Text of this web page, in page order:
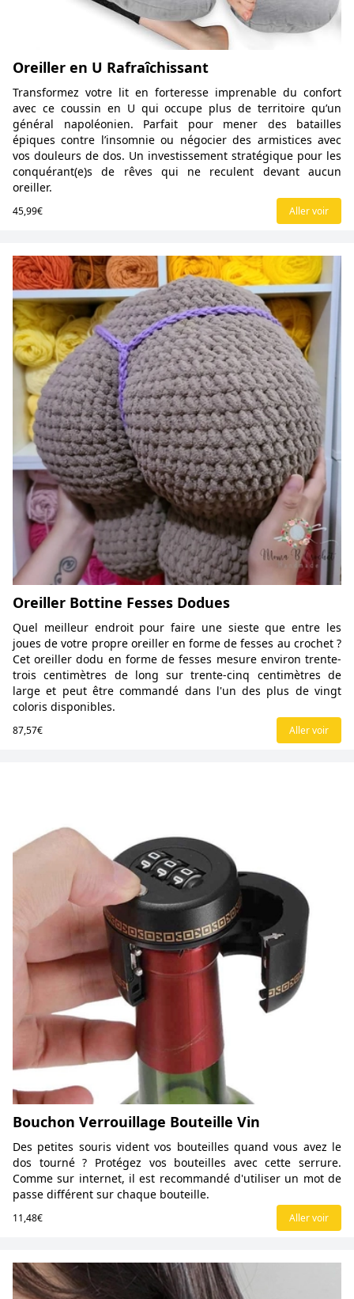
Oreiller en U Rafraîchissant
Transformez votre lit en forteresse imprenable du confort
avec ce coussin en U qui occupe plus de territoire qu’un
général napoléonien. Parfait pour mener des batailles
épiques contre l’insomnie ou négocier des armistices avec
vos douleurs de dos. Un investissement stratégique pour les
conquérant(e)s de rêves qui ne reculent devant aucun
oreiller.
45,99€ Aller voir
Oreiller Bottine Fesses Dodues
Quel meilleur endroit pour faire une sieste que entre les
joues de votre propre oreiller en forme de fesses au crochet ?
Cet oreiller dodu en forme de fesses mesure environ trente-
trois centimètres de long sur trente-cinq centimètres de
large et peut être commandé dans l'un des plus de vingt
coloris disponibles.
87,57€ Aller voir
Bouchon Verrouillage Bouteille Vin
Des petites souris vident vos bouteilles quand vous avez le
dos tourné ? Protégez vos bouteilles avec cette serrure.
Comme sur internet, il est recommandé d'utiliser un mot de
passe différent sur chaque bouteille.
11,48€ Aller voir